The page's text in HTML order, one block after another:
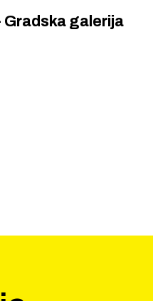
Gradska galerija